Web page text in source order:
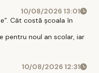
10/08/2026 13:01
Cât costă școala în
pentru noul an scolar, iar
10/08/2026 12:31